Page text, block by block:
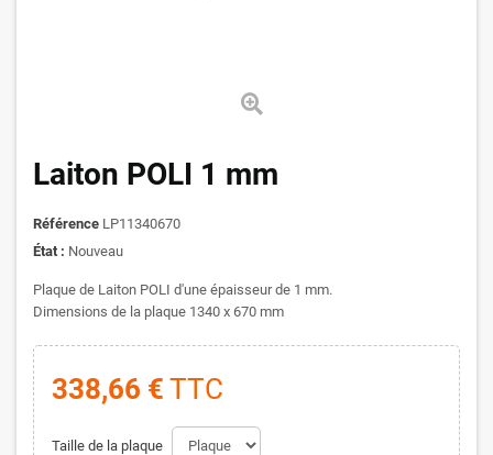
Laiton POLI 1 mm
Référence LP11340670
État : Nouveau
Plaque de Laiton POLI d'une épaisseur de 1 mm.
Dimensions de la plaque 1340 x 670 mm
338,66 € TTC
Taille de la plaque